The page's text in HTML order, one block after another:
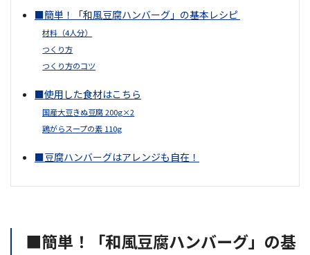
■簡単！「和風豆腐ハンバーグ」の基本レシピ
材料（4人分）
つくり方
つくり方のコツ
■使用した食材はこちら
国産大豆きぬ豆腐 200g×2
鶏がらスープの素 110g
■豆腐ハンバーグはアレンジも自在！
■簡単！「和風豆腐ハンバーグ」の基